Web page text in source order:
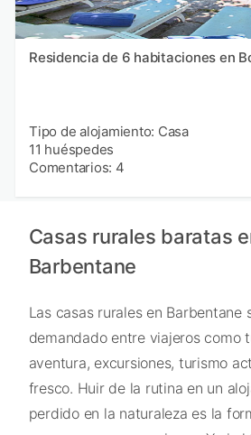
Residencia de 6 habitaciones en
Tipo de alojamiento: Casa
11 huéspedes
Comentarios: 4
Casas rurales baratas
Barbentane
Las casas rurales en Barbentane
demandado entre viajeros como
aventura, excursiones, turismo
fresco. Huir de la rutina en un
perdido en la naturaleza es la